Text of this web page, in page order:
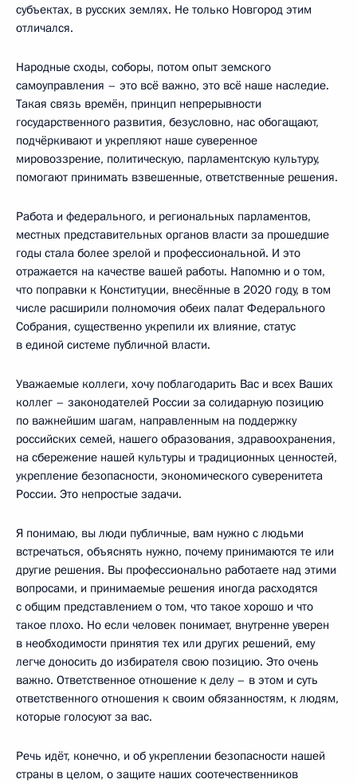
субъектах, в русских землях. Не только Новгород этим
отличался.
Народные сходы, соборы, потом опыт земского
самоуправления – это всё важно, это всё наше наследие.
Такая связь времён, принцип непрерывности
государственного развития, безусловно, нас обогащают,
подчёркивают и укрепляют наше суверенное
мировоззрение, политическую, парламентскую культуру,
помогают принимать взвешенные, ответственные решения.
Работа и федерального, и региональных парламентов,
местных представительных органов власти за прошедшие
годы стала более зрелой и профессиональной. И это
отражается на качестве вашей работы. Напомню и о том,
что поправки к Конституции, внесённые в 2020 году, в том
числе расширили полномочия обеих палат Федерального
Собрания, существенно укрепили их влияние, статус
в единой системе публичной власти.
Уважаемые коллеги, хочу поблагодарить Вас и всех Ваших
коллег – законодателей России за солидарную позицию
по важнейшим шагам, направленным на поддержку
российских семей, нашего образования, здравоохранения,
на сбережение нашей культуры и традиционных ценностей,
укрепление безопасности, экономического суверенитета
России. Это непростые задачи.
Я понимаю, вы люди публичные, вам нужно с людьми
встречаться, объяснять нужно, почему принимаются те или
другие решения. Вы профессионально работаете над этими
вопросами, и принимаемые решения иногда расходятся
с общим представлением о том, что такое хорошо и что
такое плохо. Но если человек понимает, внутренне уверен
в необходимости принятия тех или других решений, ему
легче доносить до избирателя свою позицию. Это очень
важно. Ответственное отношение к делу – в этом и суть
ответственного отношения к своим обязанностям, к людям,
которые голосуют за вас.
Речь идёт, конечно, и об укреплении безопасности нашей
страны в целом, о защите наших соотечественников